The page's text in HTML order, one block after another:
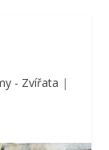
- Zvířata |